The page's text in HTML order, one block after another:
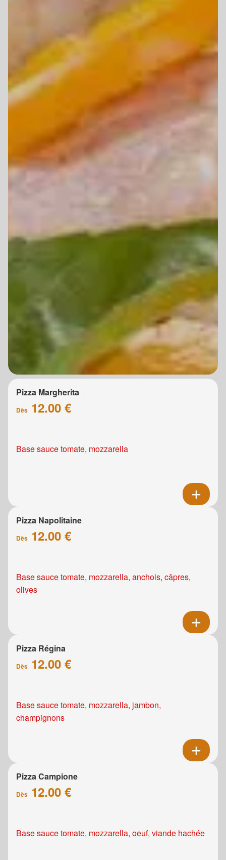
Pizza Margherita
Dès 12.00 €
Base sauce tomate, mozzarella
Pizza Napolitaine
Dès 12.00 €
Base sauce tomate, mozzarella, anchois, câpres,
olives
Pizza Régina
Dès 12.00 €
Base sauce tomate, mozzarella, jambon,
champignons
Pizza Campione
Dès 12.00 €
Base sauce tomate, mozzarella, oeuf, viande hachée